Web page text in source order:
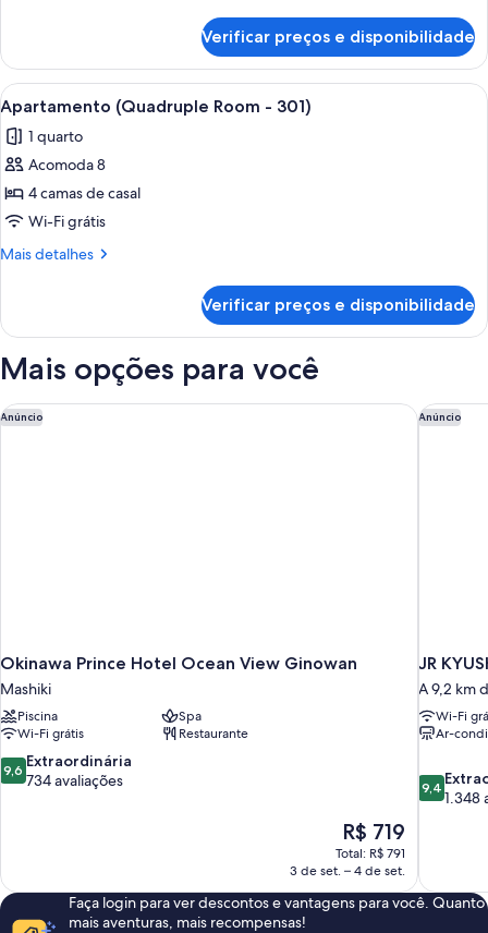
-
201)
duplo
(Twin
Room
201)
Verificar preços e disponibilidade
Carrega
todas
as
fotos
de
Apartamento
(Quadruple
301)
Apartamento (Quadruple Room -
7
Apartamento (Quadruple Room - 301)
1 quarto
Acomoda 8
4 camas de casal
Wi-Fi grátis
Mais detalhes
Mais
(Quadruple
Verificar preços e disponibilidade
Mais opções para você
Anúncio
Okinawa Prince Hotel Ocean View Ginowan
Mashiki
Piscina
Spa
Wi-Fi grátis
Restaurante
9.6
de
9,6 Extraordinária
734 avaliações
O
preço
é
R$ 719
R$ 719
Total: R$ 791
3 de set. – 4 de set.
Okinawa Prince Hotel Ocean View Ginowan Anúncio
JR
A 9,2 km
Wi-Fi
Ar-
9.4
de
avaliações
9,4
1.348
JR
Faça login para ver descontos e vantagens para você. Quanto
mais aventuras, mais recompensas!